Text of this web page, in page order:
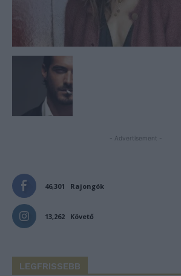
- Advertisement -
46,301 Rajongók
13,262 Követő
LEGFRISSEBB